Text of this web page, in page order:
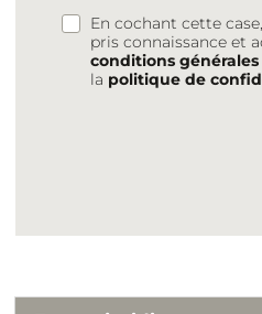
En cochant cette
pris connaissance et
conditions
la politique de